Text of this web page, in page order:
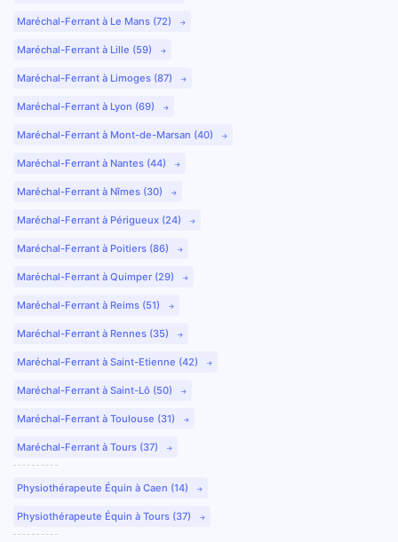
Maréchal-Ferrant à Le Mans (72)
Maréchal-Ferrant à Lille (59)
Maréchal-Ferrant à Limoges (87)
Maréchal-Ferrant à Lyon (69)
Maréchal-Ferrant à Mont-de-Marsan (40)
Maréchal-Ferrant à Nantes (44)
Maréchal-Ferrant à Nîmes (30)
Maréchal-Ferrant à Périgueux (24)
Maréchal-Ferrant à Poitiers (86)
Maréchal-Ferrant à Quimper (29)
Maréchal-Ferrant à Reims (51)
Maréchal-Ferrant à Rennes (35)
Maréchal-Ferrant à Saint-Etienne (42)
Maréchal-Ferrant à Saint-Lô (50)
Maréchal-Ferrant à Toulouse (31)
Maréchal-Ferrant à Tours (37)
Physiothérapeute Équin à Caen (14)
Physiothérapeute Équin à Tours (37)